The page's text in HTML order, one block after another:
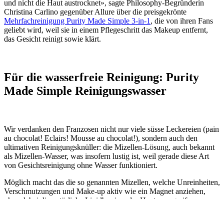
und nicht die Haut austrocknet», sagte Philosophy-Begründerin
Christina Carlino gegenüber Allure über die preisgekrönte
Mehrfachreinigung Purity Made Simple 3-in-1 , die von ihren Fans
geliebt wird, weil sie in einem Pflegeschritt das Makeup entfernt,
das Gesicht reinigt sowie klärt.
Für die wasserfreie Reinigung: Purity
Made Simple Reinigungswasser
Wir verdanken den Franzosen nicht nur viele süsse Leckereien (pain
au chocolat! Eclairs! Mousse au chocolat!), sondern auch den
ultimativen Reinigungsknüller: die Mizellen-Lösung, auch bekannt
als Mizellen-Wasser, was insofern lustig ist, weil gerade diese Art
von Gesichtsreinigung ohne Wasser funktioniert.
Möglich macht das die so genannten Mizellen, welche Unreinheiten,
Verschmutzungen und Make-up aktiv wie ein Magnet anziehen,